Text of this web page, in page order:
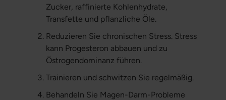
Zucker, raffinierte Kohlenhydrate,
Transfette und pflanzliche Öle.
Reduzieren Sie chronischen Stress. Stress
kann Progesteron abbauen und zu
Östrogendominanz führen.
Trainieren und schwitzen Sie regelmäßig.
Behandeln Sie Magen-Darm-Probleme